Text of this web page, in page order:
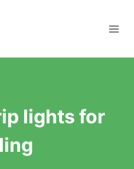
lights for